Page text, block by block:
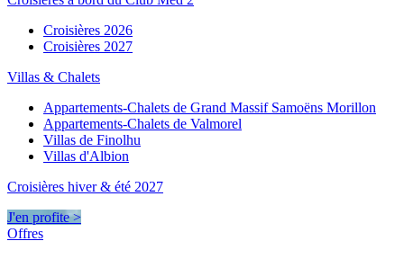
Croisières 2026
Croisières 2027
Villas & Chalets
Appartements-Chalets de Grand Massif Samoëns Morillon
Appartements-Chalets de Valmorel
Villas de Finolhu
Villas d'Albion
Croisières hiver & été 2027
J'en profite >
Offres